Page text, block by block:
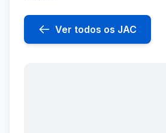
Ver todos os JAC